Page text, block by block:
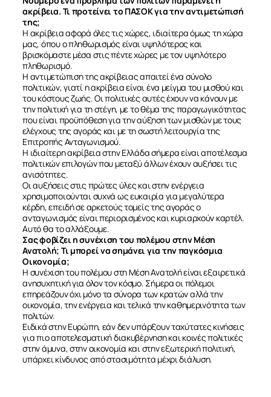
ακρίβεια. Τι προτείνει το ΠΑΣΟΚ για την αντιμετώπισή
της;
Η ακρίβεια αφορά όλες τις χώρες, ιδιαίτερα όμως τη χώρα
μας, όπου ο πληθωρισμός είναι υψηλότερος και
βρισκόμαστε μέσα στις πέντε χώρες με τον υψηλότερο
πληθωρισμό.
Η αντιμετώπιση της ακρίβειας απαιτεί ένα σύνολο
πολιτικών, γιατί η ακρίβεια είναι ένα μείγμα του μισθού και
του κόστους ζωής. Οι πολιτικές αυτές έχουν να κάνουν με
την πολιτική για τη στέγη, με το θέμα της παραγωγικότητας
που είναι προϋπόθεση για την αύξηση των μισθών με τους
ελέγχους της αγοράς και με τη σωστή λειτουργία της
Επιτροπής Ανταγωνισμού.
Η ιδιαίτερη ακρίβεια στην Ελλάδα σήμερα είναι αποτέλεσμα
πολιτικών επιλογών που μεταξύ άλλων έχουν αυξήσει τις
ανισότητες.
Οι αυξήσεις στις πρώτες ύλες και στην ενέργεια
χρησιμοποιούνται συχνά ως ευκαιρία για μεγαλύτερα
κέρδη, επειδή σε αρκετούς τομείς της αγοράς ο
ανταγωνισμός είναι περιορισμένος και κυριαρχούν καρτέλ.
Αυτό θα το αλλάξουμε.
Σας φοβίζει η συνέχιση του πολέμου στην Μέση
Ανατολή; Τι μπορεί να σημάνει για την παγκόσμια
Οικονομία;
Η συνέχιση του πολέμου στη Μέση Ανατολή είναι εξαιρετικά
ανησυχητική για όλον τον κόσμο. Σήμερα οι πόλεμοι
επηρεάζουν όχι μόνο τα σύνορα των κρατών αλλά την
οικονομία, την ενέργεια και τελικά την καθημερινότητα των
πολιτών.
Ειδικά στην Ευρώπη, εάν δεν υπάρξουν ταχύτατες κινήσεις
για πιο αποτελεσματική διακυβέρνηση και κοινές πολιτικές
στην άμυνα, στην οικονομία και στην εξωτερική πολιτική,
υπάρχει κίνδυνος από στασιμότητα μέχρι διάλυση.